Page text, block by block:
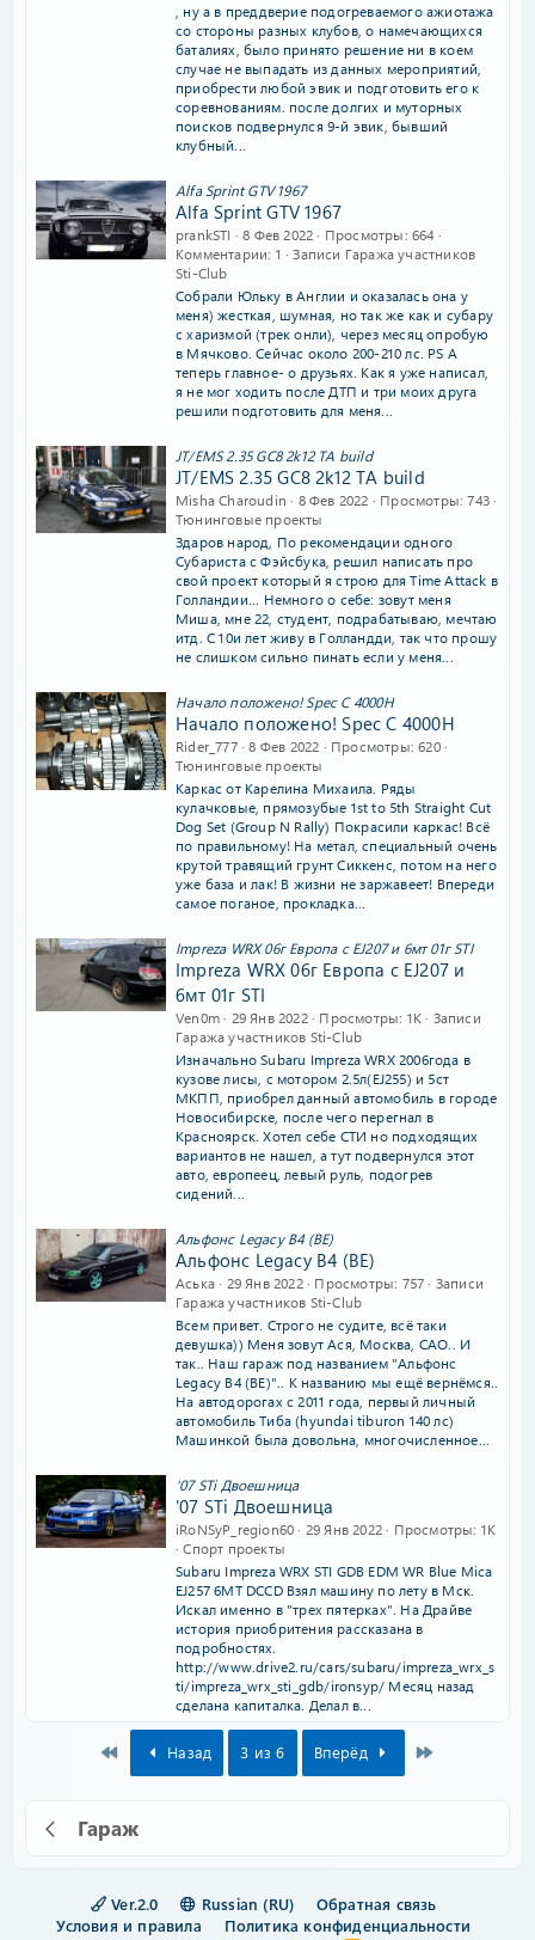
, ну а в преддверие подогреваемого ажиотажа
со стороны разных клубов, о намечающихся
баталиях, было принято решение ни в коем
случае не выпадать из данных мероприятий,
приобрести любой эвик и подготовить его к
соревнованиям. после долгих и муторных
поисков подвернулся 9-й эвик, бывший
клубный...
Alfa Sprint GTV 1967
Alfa Sprint GTV 1967
prankSTI 8 Фев 2022 Просмотры 664
Комментарии 1
Записи Гаража участников
Sti-Club
Собрали Юльку в Англии и оказалась она у
меня) жесткая, шумная, но так же как и субару
с харизмой (трек онли), через месяц опробую
в Мячково. Сейчас около 200-210 лс. PS А
теперь главное- о друзьях. Как я уже написал,
я не мог ходить после ДТП и три моих друга
решили подготовить для меня...
JT/EMS 2.35 GC8 2k12 TA build
JT/EMS 2.35 GC8 2k12 TA build
Misha Charoudin 8 Фев 2022 Просмотры 743
Тюнинговые проекты
Здаров народ, По рекомендации одного
Субариста с Фэйсбука, pешил написать про
свой проект который я строю для Time Attack в
Голландии... Немного о себе: зовут меня
Миша, мне 22, студент, подрабатываю, мечтаю
итд. С 10и лет живу в Голландди, так что прошу
не слишком сильно пинать если у меня...
Начало положено! Spec C 4000H
Начало положено! Spec C 4000H
Rider_777 8 Фев 2022 Просмотры 620
Тюнинговые проекты
Каркас от Карелина Михаила. Ряды
кулачковые, прямозубые 1st to 5th Straight Cut
Dog Set (Group N Rally) Покрасили каркас! Всё
по правильному! На метал, специальный очень
крутой травящий грунт Сиккенс, потом на него
уже база и лак! В жизни не заржавеет! Впереди
самое поганое, прокладка...
Impreza WRX 06г Европа с EJ207 и 6мт 01г STI
Impreza WRX 06г Европа с EJ207 и
6мт 01г STI
Ven0m 29 Янв 2022 Просмотры 1K
Записи
Гаража участников Sti-Club
Изначально Subaru Impreza WRX 2006года в
кузове лисы, с мотором 2.5л(EJ255) и 5ст
МКПП, приобрел данный автомобиль в городе
Новосибирске, после чего перегнал в
Красноярск. Хотел себе СТИ но подходящих
вариантов не нашел, а тут подвернулся этот
авто, европеец, левый руль, подогрев
сидений...
Альфонс Legacy B4 (BE)
Альфонс Legacy B4 (BE)
Аська 29 Янв 2022 Просмотры 757
Записи
Гаража участников Sti-Club
Всем привет. Строго не судите, всё таки
девушка)) Меня зовут Ася, Москва, САО.. И
так.. Наш гараж под названием "Альфонс
Legacy B4 (BE)".. К названию мы ещё вернёмся..
На автодорогах с 2011 года, первый личный
автомобиль Тиба (hyundai tiburon 140 лс)
Машинкой была довольна, многочисленное...
'07 STi Двоешница
'07 STi Двоешница
iRoNSyP_region60 29 Янв 2022 Просмотры 1K
Спорт проекты
Subaru Impreza WRX STI GDB EDM WR Blue Mica
EJ257 6MT DCCD Взял машину по лету в Мск.
Искал именно в "трех пятерках". На Драйве
история приобритения рассказана в
подробностях.
http://www.drive2.ru/cars/subaru/impreza_wrx_s
ti/impreza_wrx_sti_gdb/ironsyp/ Месяц назад
сделана капиталка. Делал в...
Назад 3 из 6 Вперёд
Гараж
Ver.2.0 Russian (RU)
Обратная связь
Условия и правила
Политика конфиденциальности